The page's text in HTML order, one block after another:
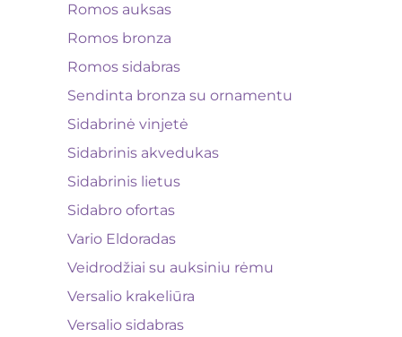
Romos auksas
Romos bronza
Romos sidabras
Sendinta bronza su ornamentu
Sidabrinė vinjetė
Sidabrinis akvedukas
Sidabrinis lietus
Sidabro ofortas
Vario Eldoradas
Veidrodžiai su auksiniu rėmu
Versalio krakeliūra
Versalio sidabras